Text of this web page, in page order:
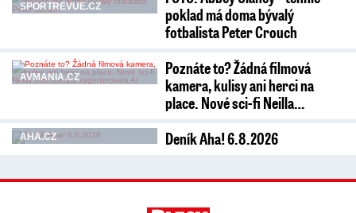
SPORTREVUE.CZ
poklad má doma bývalý
fotbalista Peter Crouch
AVMANIA.CZ
Poznáte to? Žádná filmová
kamera, kulisy ani herci na
place. Nové sci-fi Neilla…
AHA.CZ Deník Aha! 6.8.2026